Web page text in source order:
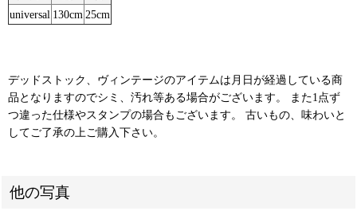
universal 130cm 25cm
デッドストック、ヴィンテージのアイテムは月日が経過している商
品となりますのでシミ、汚れ等ある場合がございます。 また1点ず
つ違った仕様やスタンプの場合もございます。 古いもの、味わいと
してご了承の上ご購入下さい。
他の写真